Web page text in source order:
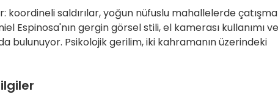
koordineli saldırılar, yoğun nüfuslu mahallelerde
Espinosa'nın gergin görsel stili, el kamerası kullanımı ve
bulunuyor. Psikolojik gerilim, iki kahramanın üzerindeki